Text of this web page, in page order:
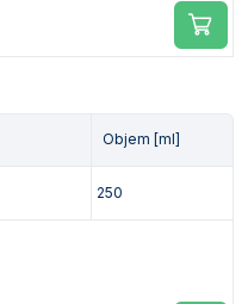
Objem [ml]
250